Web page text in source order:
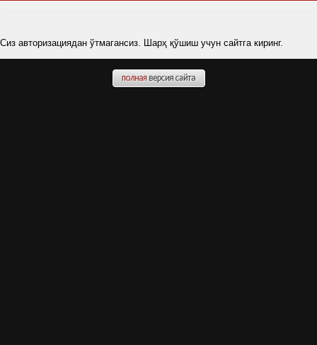
Сиз авторизациядан ўтмагансиз. Шарҳ қўшиш учун сайтга киринг.